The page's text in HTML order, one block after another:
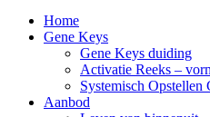
Home
Gene Keys
Gene Keys duiding
Activatie Reeks –
Systemisch Opstellen
Aanbod